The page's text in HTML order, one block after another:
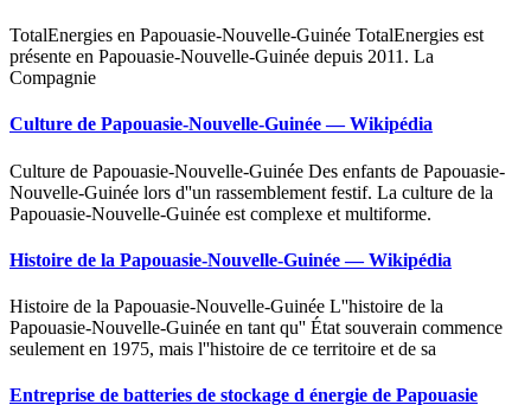
TotalEnergies en Papouasie-Nouvelle-Guinée TotalEnergies est
présente en Papouasie-Nouvelle-Guinée depuis 2011. La
Compagnie
Culture de Papouasie-Nouvelle-Guinée — Wikipédia
Culture de Papouasie-Nouvelle-Guinée Des enfants de Papouasie-
Nouvelle-Guinée lors d''un rassemblement festif. La culture de la
Papouasie-Nouvelle-Guinée est complexe et multiforme.
Histoire de la Papouasie-Nouvelle-Guinée — Wikipédia
Histoire de la Papouasie-Nouvelle-Guinée L''histoire de la
Papouasie-Nouvelle-Guinée en tant qu'' État souverain commence
seulement en 1975, mais l''histoire de ce territoire et de sa
Entreprise de batteries de stockage d énergie de Papouasie